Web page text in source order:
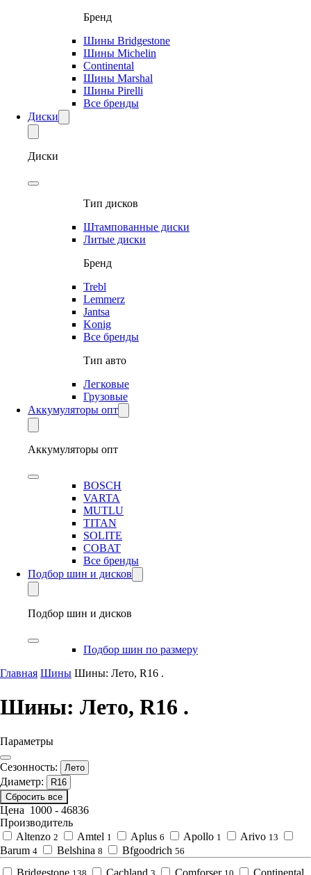
Бренд
Шины Bridgestone
Шины Michelin
Continental
Шины Marshal
Шины Pirelli
Все бренды
Диски
Диски
Тип дисков
Штампованные диски
Литые диски
Бренд
Trebl
Lemmerz
Jantsa
Konig
Все бренды
Тип авто
Легковые
Грузовые
Аккумуляторы опт
Аккумуляторы опт
BOSCH
VARTA
MUTLU
TITAN
SOLITE
COBAT
Все бренды
Подбор шин и дисков
Подбор шин и дисков
Подбор шин по размеру
Главная Шины Шины: Лето, R16 .
Шины: Лето, R16 .
Параметры
Сезонность: Лето
Диаметр:
R16
Сбросить все
Цена 1000 - 46836
Производитель
Altenzo 2 Amtel 1 Aplus 6 Apollo 1 Arivo 13
Barum 4 Belshina 8 Bfgoodrich 56
Bridgestone Cachland Comforser Continental